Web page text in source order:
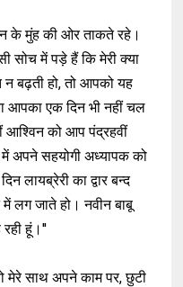
के मुंह की ओर ताकते रहे।
सोच में पड़े हैं कि मेरी क्या
न बढ़ती हो, तो आपको यह
आपका एक दिन भी नहीं चल
आश्विन को आप पंद्रहवीं
अपने सहयोगी अध्यापक को
लायब्रेरी का द्वार बन्द
लग जाते हो। नवीन बाबू
हूं।''
मेरे साथ अपने काम पर, छुटी